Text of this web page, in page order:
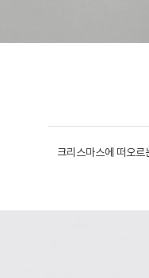
크리스마스에 떠오